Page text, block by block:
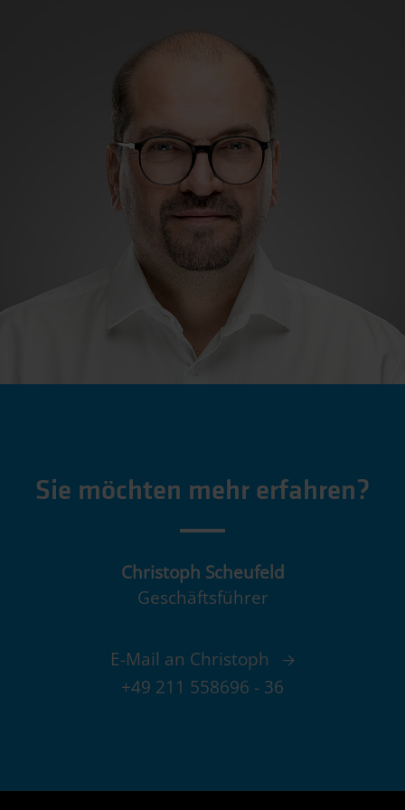
Sie möchten mehr erfahren?
Christoph Scheufeld
Geschäftsführer
E-Mail an Christoph
+49 211 558696 - 36